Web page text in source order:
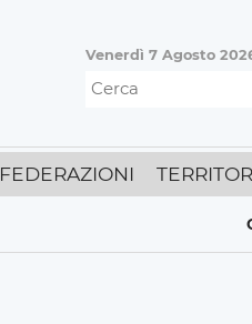
Venerdì 7 Agosto
FEDERAZIONI